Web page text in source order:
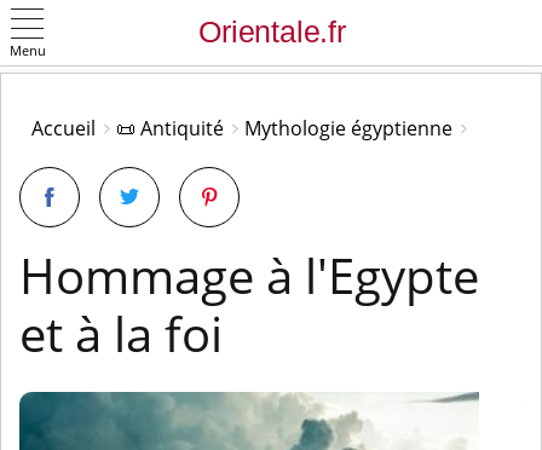
Menu
Accueil 📜 Antiquité Mythologie égyptienne
Hommage à l'Egypte
et à la foi